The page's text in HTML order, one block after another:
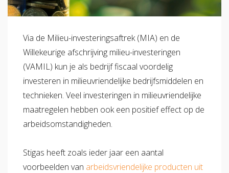
Via de Milieu-investeringsaftrek (MIA) en de
Willekeurige afschrijving milieu-investeringen
(VAMIL) kun je als bedrijf fiscaal voordelig
investeren in milieuvriendelijke bedrijfsmiddelen en
technieken. Veel investeringen in milieuvriendelijke
maatregelen hebben ook een positief effect op de
arbeidsomstandigheden.
Stigas heeft zoals ieder jaar een aantal
voorbeelden van arbeidsvriendelijke producten uit